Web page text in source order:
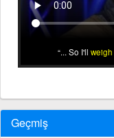
... So I'll weigh
Geçmiş